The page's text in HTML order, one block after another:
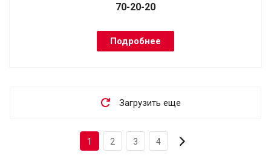
70-20-20
Подробнее
Загрузить еще
1 2 3 4